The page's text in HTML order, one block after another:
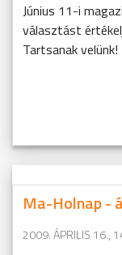
Június 11-i
választást
Tartsanak velünk!
Ma-Holnap -
2009. ÁPRILIS 16.,